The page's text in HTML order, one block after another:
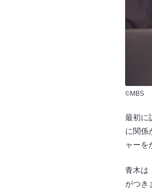
©MBS
最初に
に関係
ャーを
青木は
がつき